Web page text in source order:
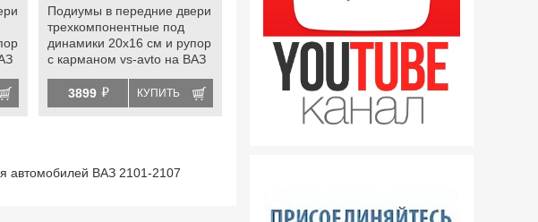
Подиумы в передние двери
трехкомпонентные под
динамики 20х16 см и рупор
с карманом vs-avto на ВАЗ
электростеклоподъемниками
3899 й КУПИТЬ
автомобилей ВАЗ 2101-2107